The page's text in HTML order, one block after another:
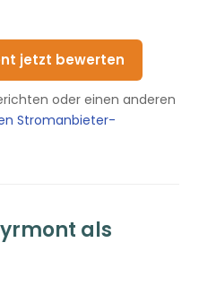
jetzt bewerten
oder einen anderen
Stromanbieter-
als